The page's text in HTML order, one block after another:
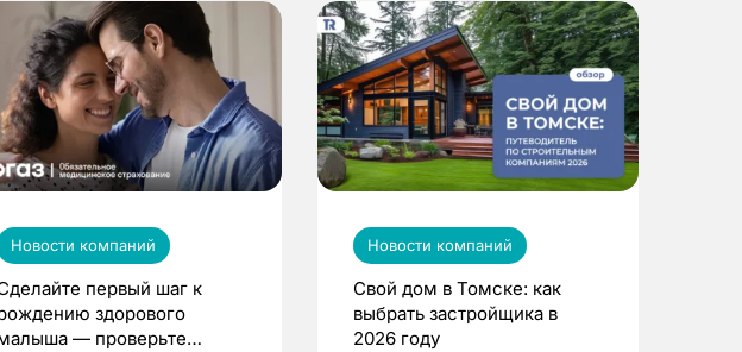
Новости компаний
первый шаг к
здорового
— проверьте
Новости компаний
Свой дом в Томске: как
выбрать застройщика в
2026 году